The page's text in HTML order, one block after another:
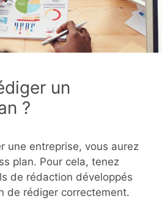
un
?
une entreprise, vous aurez
plan. Pour cela, tenez
de rédaction développés
de rédiger correctement.